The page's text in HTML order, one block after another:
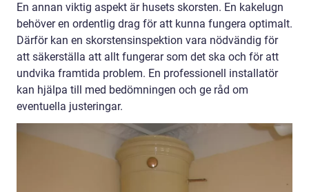
En annan viktig aspekt är husets skorsten. En kakelugn
behöver en ordentlig drag för att kunna fungera optimalt.
Därför kan en skorstensinspektion vara nödvändig för
att säkerställa att allt fungerar som det ska och för att
undvika framtida problem. En professionell installatör
kan hjälpa till med bedömningen och ge råd om
eventuella justeringar.